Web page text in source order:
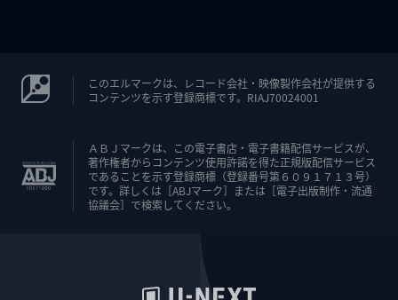
このエルマークは、レコード会社・映像製作会社が提供する
コンテンツを示す登録商標です。RIAJ70024001
ＡＢＪマークは、この電子書店・電子書籍配信サービスが、
著作権者からコンテンツ使用許諾を得た正規版配信サービス
であることを示す登録商標（登録番号第６０９１７１３号）
です。詳しくは［ABJマーク］または［電子出版制作・流通
協議会］で検索してください。